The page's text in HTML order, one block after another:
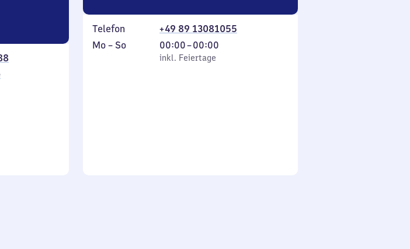
Telefon
+49 89 13081055
Montag
Mo – So,
inkl. Feiertage
00:00–00:00
Von
0
inkl. Feiertage